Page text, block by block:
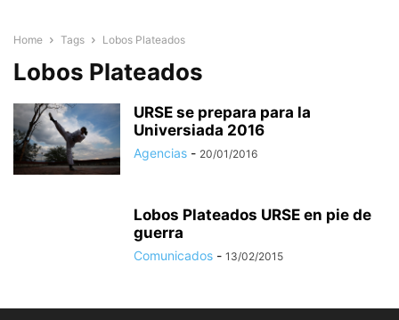
Home Tags Lobos Plateados
Lobos Plateados
URSE se prepara para la
Universiada 2016
Agencias - 20/01/2016
Lobos Plateados URSE en pie de
guerra
Comunicados - 13/02/2015